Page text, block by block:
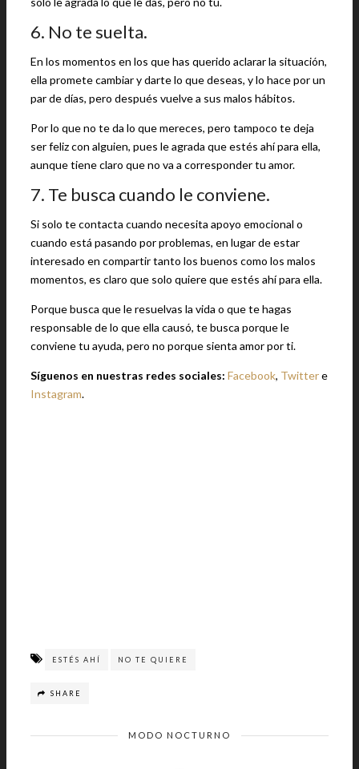
6. No te suelta.
En los momentos en los que has querido aclarar la situación,
ella promete cambiar y darte lo que deseas, y lo hace por un
par de días, pero después vuelve a sus malos hábitos.
Por lo que no te da lo que mereces, pero tampoco te deja
ser feliz con alguien, pues le agrada que estés ahí para ella,
aunque tiene claro que no va a corresponder tu amor.
7. Te busca cuando le conviene.
Si solo te contacta cuando necesita apoyo emocional o
cuando está pasando por problemas, en lugar de estar
interesado en compartir tanto los buenos como los malos
momentos, es claro que solo quiere que estés ahí para ella.
Porque busca que le resuelvas la vida o que te hagas
responsable de lo que ella causó, te busca porque le
conviene tu ayuda, pero no porque sienta amor por ti.
Síguenos en nuestras redes sociales: Facebook, Twittere
Instagram.
ESTÉS AHÍ NO TE QUIERE
SHARE
MODO NOCTURNO